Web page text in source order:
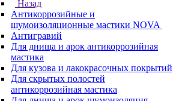
Назад
Антикоррозийные и
шумоизоляционные мастики NOVA
Антигравий
Для днища и арок антикоррозийная
мастика
Для кузова и лакокрасочных покрытий
Для скрытых полостей
антикоррозийная мастика